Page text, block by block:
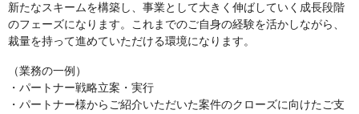
新たなスキームを構築し、事業として大きく伸ばしていく成長段階
のフェーズになります。これまでのご自身の経験を活かしながら、
裁量を持って進めていただける環境になります。
（業務の一例）
・パートナー戦略立案・実行
・パートナー様からご紹介いただいた案件のクローズに向けたご支